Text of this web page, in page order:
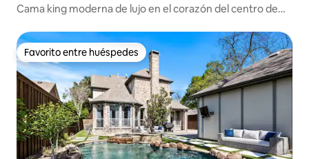
Cama king moderna de lujo en el corazón del centro de
Favorito entre huéspedes
Favorito entre huéspedes